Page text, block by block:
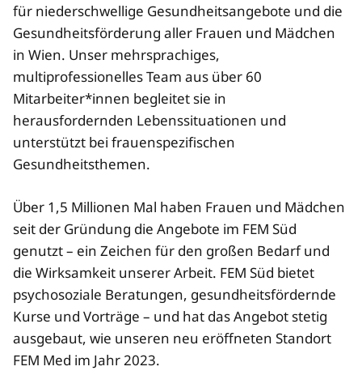
für niederschwellige Gesundheitsangebote und die
Gesundheitsförderung aller Frauen und Mädchen
in Wien. Unser mehrsprachiges,
multiprofessionelles Team aus über 60
Mitarbeiter*innen begleitet sie in
herausfordernden Lebenssituationen und
unterstützt bei frauenspezifischen
Gesundheitsthemen.
Über 1,5 Millionen Mal haben Frauen und Mädchen
seit der Gründung die Angebote im FEM Süd
genutzt – ein Zeichen für den großen Bedarf und
die Wirksamkeit unserer Arbeit. FEM Süd bietet
psychosoziale Beratungen, gesundheitsfördernde
Kurse und Vorträge – und hat das Angebot stetig
ausgebaut, wie unseren neu eröffneten Standort
FEM Med im Jahr 2023.